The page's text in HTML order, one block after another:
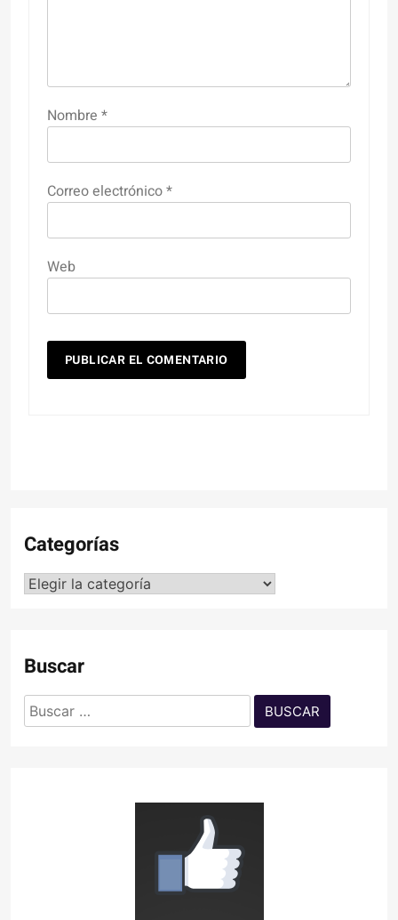
Nombre *
Correo electrónico*
Web
Categorías
Categorías
Buscar
Buscar: